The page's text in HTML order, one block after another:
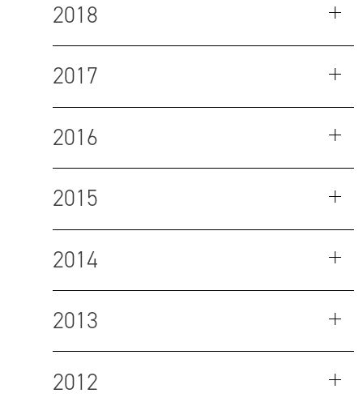
2018
2017
2016
2015
2014
2013
2012